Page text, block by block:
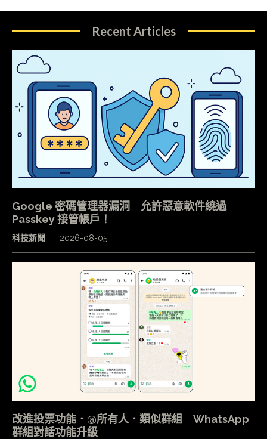
Recent Articles
Google 密碼管理器漏洞 允許惡意軟件繞過
Passkey 接管帳戶！
科技新聞 2026-08-05
改進投票功能．@所有人．類似群組 WhatsApp
群組對話功能升級